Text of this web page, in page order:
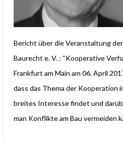
Bericht über die Veranstaltung
Baurecht e. V. : “Kooperative
Frankfurt am Main am 06. April
dass das Thema der Kooperation
breites Interesse findet und
man Konflikte am Bau vermeiden